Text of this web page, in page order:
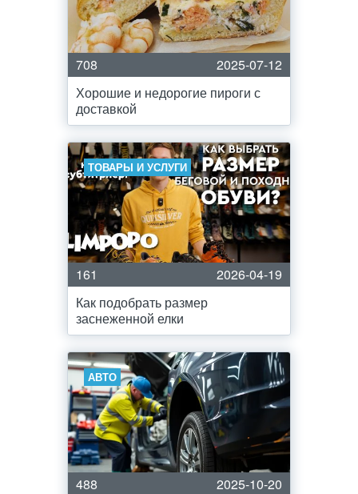
708
2025-07-12
Хорошие и недорогие пироги с
доставкой
ТОВАРЫ И УСЛУГИ
161
2026-04-19
Как подобрать размер
заснеженной елки
АВТО
488
2025-10-20